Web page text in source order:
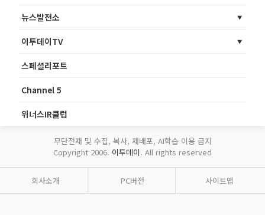
뉴스발전소
이투데이TV
스페셜리포트
Channel 5
위너스IR클럽
무단전재 및 수집, 복사, 재배포, AI학습 이용 금지
Copyright 2006. 이투데이. All rights reserved
회사소개 PC버전 사이트맵